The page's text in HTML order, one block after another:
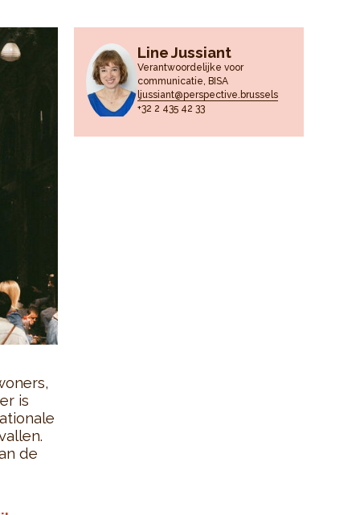
is
de
Line Jussiant
Verantwoordelijke voor
communicatie, BISA
ljussiant@perspective.brussels
+32 2 435 42 33